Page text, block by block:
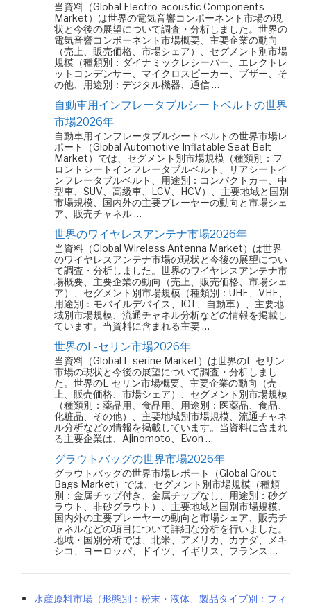
当資料（Global Electro-acoustic Components
Market）は世界の電気音響コンポーネント市場の現
状と今後の展望について調査・分析しました。世界の
電気音響コンポーネント市場概要、主要企業の動向
（売上、販売価格、市場シェア）、セグメント別市場
規模（種類別：ダイナミックレシーバー、エレクトレ
ットコンデンサー、マイクロスピーカー、ブザー、そ
の他、用途別：デジタル機器、通信 …
自動車用インフレータブルシートベルトの世界
市場2026年
自動車用インフレータブルシートベルトの世界市場レ
ポート（Global Automotive Inflatable Seat Belt
Market）では、セグメント別市場規模（種類別：フ
ロントシートインフレータブルベルト、リアシートイ
ンフレータブルベルト、用途別：コンパクトカー、中
型車、SUV、高級車、LCV、HCV）、主要地域と国別
市場規模、国内外の主要プレーヤーの動向と市場シェ
ア、販売チャネル …
世界のワイヤレスアンテナ市場2026年
当資料（Global Wireless Antenna Market）は世界
のワイヤレスアンテナ市場の現状と今後の展望につい
て調査・分析しました。世界のワイヤレスアンテナ市
場概要、主要企業の動向（売上、販売価格、市場シェ
ア）、セグメント別市場規模（種類別：UHF、VHF、
用途別：モバイルデバイス、IOT、自動車）、主要地
域別市場規模、流通チャネル分析などの情報を掲載し
ています。当資料に含まれる主要 …
世界のL-セリン市場2026年
当資料（Global L-serine Market）は世界のL-セリン
市場の現状と今後の展望について調査・分析しまし
た。世界のL-セリン市場概要、主要企業の動向（売
上、販売価格、市場シェア）、セグメント別市場規模
（種類別：薬品用、食品用、用途別：医薬品、食品、
化粧品、その他）、主要地域別市場規模、流通チャネ
ル分析などの情報を掲載しています。当資料に含まれ
る主要企業は、Ajinomoto、Evon …
グラウトバッグの世界市場2026年
グラウトバッグの世界市場レポート（Global Grout
Bags Market）では、セグメント別市場規模（種類
別：金属チップ付き、金属チップなし、用途別：砂グ
ラウト、非砂グラウト）、主要地域と国別市場規模、
国内外の主要プレーヤーの動向と市場シェア、販売チ
ャネルなどの項目について詳細な分析を行いました。
地域・国別分析では、北米、アメリカ、カナダ、メキ
シコ、ヨーロッパ、ドイツ、イギリス、フランス …
水産原料市場（形態別：粉末・液体、製品タイプ別：フィ